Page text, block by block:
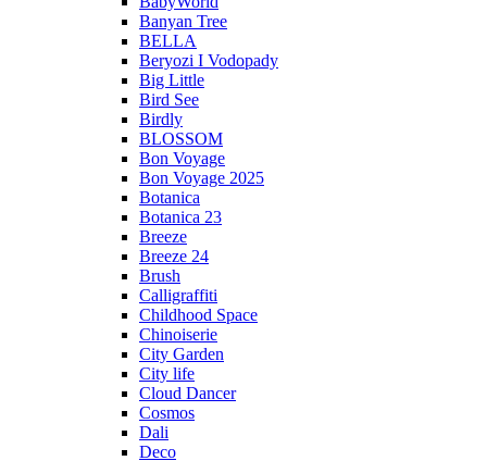
Banyan Tree
BELLA
Beryozi I Vodopady
Big Little
Bird See
Birdly
BLOSSOM
Bon Voyage
Bon Voyage 2025
Botanica
Botanica 23
Breeze
Breeze 24
Brush
Calligraffiti
Childhood Space
Chinoiserie
City Garden
City life
Cloud Dancer
Cosmos
Dali
Deco